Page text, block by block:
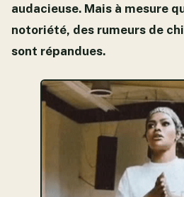
audacieuse. Mais à mesure
notoriété, des rumeurs de
sont répandues.